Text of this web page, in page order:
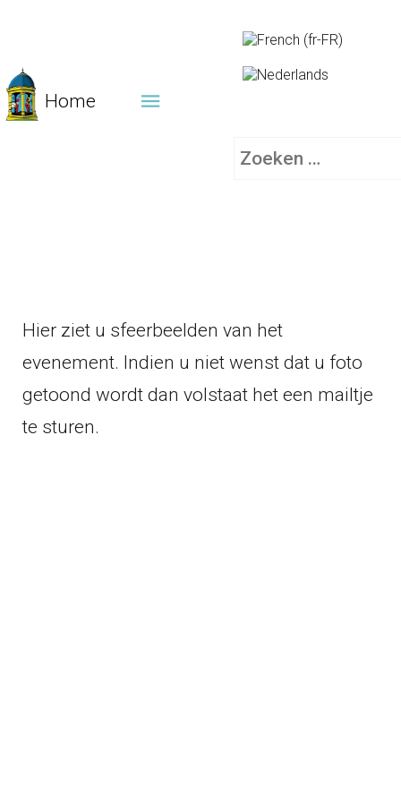
Home
Zoeken
Hier ziet u sfeerbeelden van het
evenement. Indien u niet wenst dat u foto
getoond wordt dan volstaat het een mailtje
te sturen.